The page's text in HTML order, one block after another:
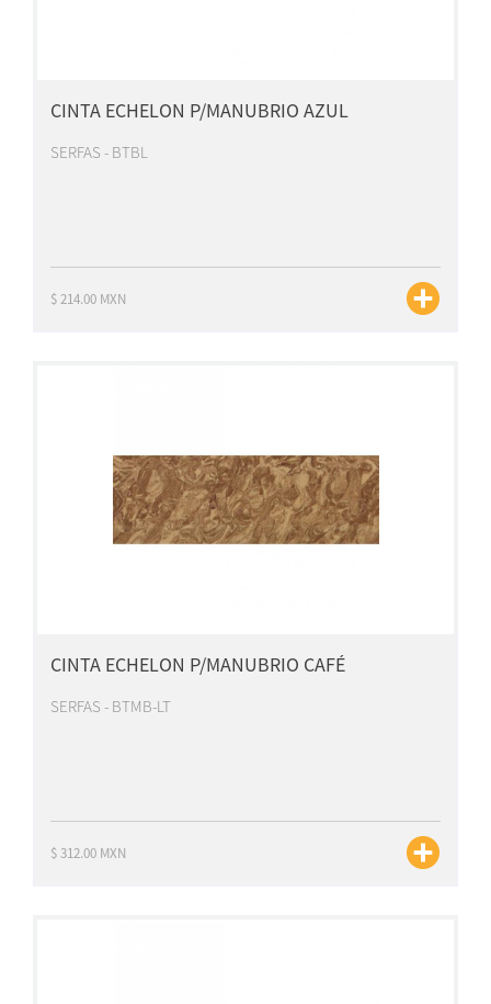
CINTA ECHELON P/MANUBRIO AZUL
SERFAS - BTBL
$ 214.00 MXN
CINTA ECHELON P/MANUBRIO CAFÉ
SERFAS - BTMB-LT
$ 312.00 MXN